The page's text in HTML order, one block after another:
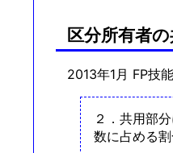
区分所有者
2013年1月 FP技
２．共用部
数に占める割